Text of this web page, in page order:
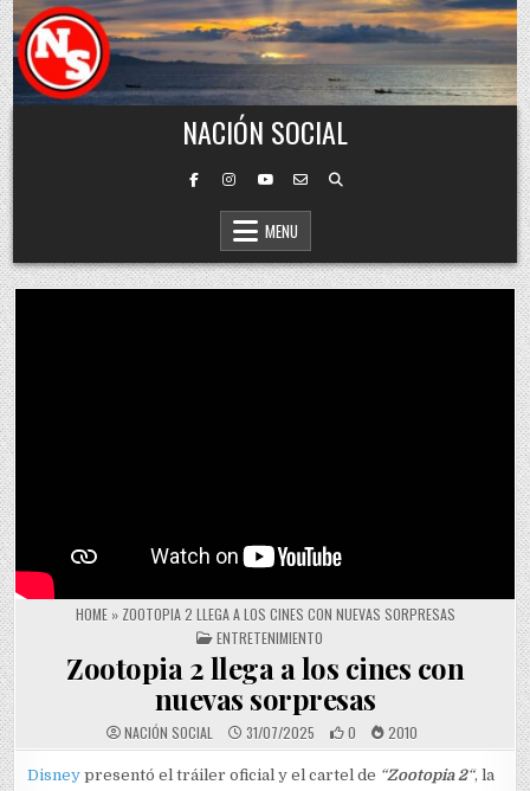
Skip to content
NACIÓN SOCIAL
MENU
HOME» ZOOTOPIA 2 LLEGA A LOS CINES CON NUEVAS SORPRESAS
POSTED IN
ENTRETENIMIENTO
Zootopia 2 llega a los cines con
nuevas sorpresas
NACIÓN SOCIAL 31/07/2025 0 2010
Disney presentó el tráiler oficial y el cartel de “Zootopia 2“, la